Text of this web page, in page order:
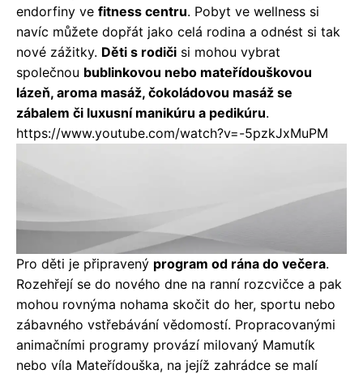
endorfiny ve fitness centru. Pobyt ve wellness si
navíc můžete dopřát jako celá rodina a odnést si tak
nové zážitky. Děti s rodiči si mohou vybrat
společnou bublinkovou nebo mateřídouškovou
lázeň, aroma masáž, čokoládovou masáž se
zábalem či luxusní manikúru a pedikúru.
https://www.youtube.com/watch?v=-5pzkJxMuPM
Pro děti je připravený program od rána do večera.
Rozehřejí se do nového dne na ranní rozcvičce a pak
mohou rovnýma nohama skočit do her, sportu nebo
zábavného vstřebávání vědomostí. Propracovanými
animačními programy provází milovaný Mamutík
nebo víla Mateřídouška, na jejíž zahrádce se malí